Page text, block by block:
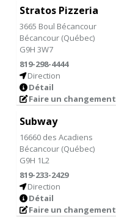
Stratos Pizzeria
3665 Boul Bécancour
Bécancour (Québec)
G9H 3W7
819-298-4444
Direction
Détail
Faire un changement
Subway
16660 des Acadiens
Bécancour (Québec)
G9H 1L2
819-233-2429
Direction
Détail
Faire un changement